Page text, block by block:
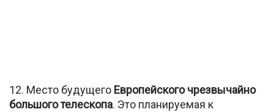
12. Место будущего Европейского чрезвычайно
большого телескопа. Это планируемая к